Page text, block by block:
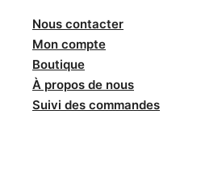
Nous contacter
Mon compte
Boutique
À propos de nous
Suivi des commandes